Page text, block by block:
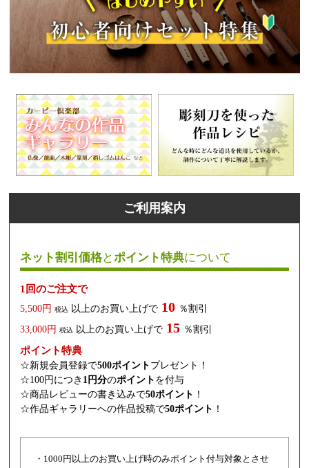
ご利用案内
ネット割引価格とポイント特典について
1回のご注文で
5,500円 税込 以上のお買い上げで 10 ％割引
33,000円 税込 以上のお買い上げで 15 ％割引
ポイント特典
☆新規会員登録で500ポイント プレゼント！
☆100円につき 1円分のポイント を付与
☆商品レビューの書き込みで50ポイント ！
☆作品ギャラリーへの作品投稿で50ポイント ！
・1000円以上のお買い上げ時のみポイント付与対象とさせ